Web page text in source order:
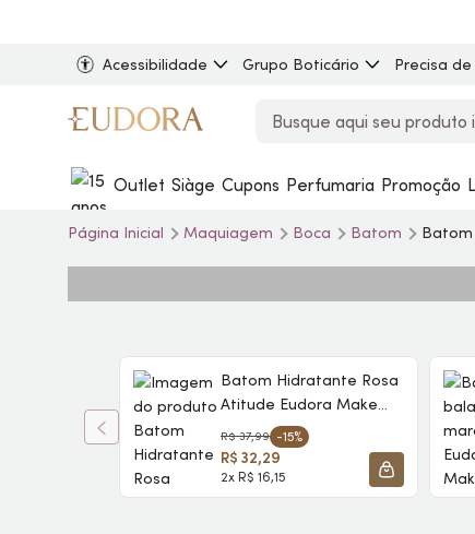
Acessibilidade Grupo Boticário Precisa
Outlet Siàge Cupons Perfumaria Promoção
Página Inicial Maquiagem Boca Batom Batom
Batom Hidratante Rosa
Atitude Eudora Make
Kiss Me 3,7g
R$ 37,99 -15%
R$ 32,29
2x R$ 16,15 ADICIONAR